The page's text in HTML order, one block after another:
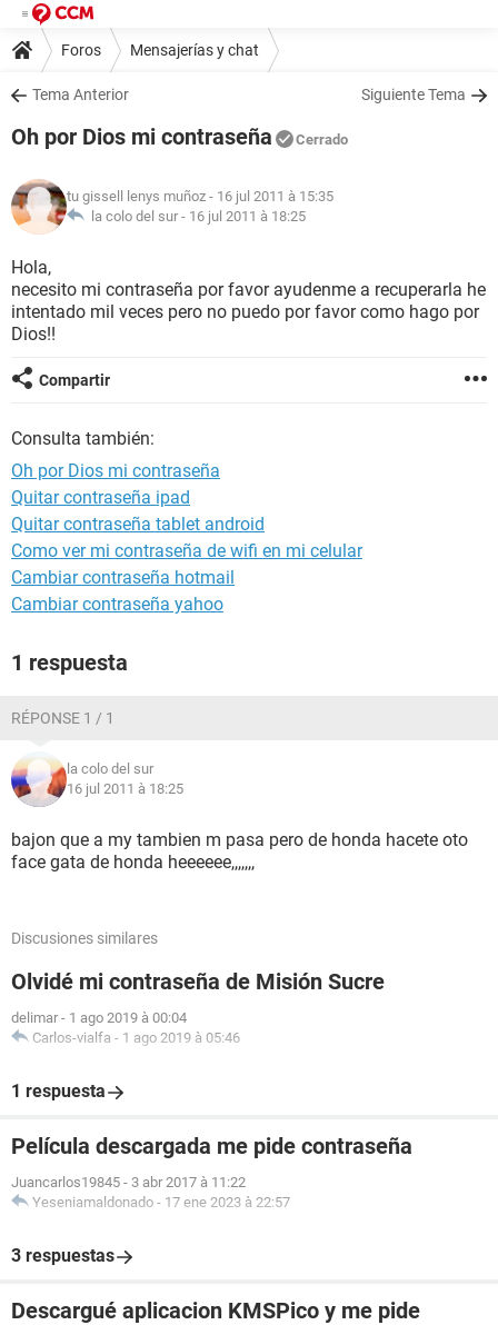
Foros Mensajerías y chat
Tema Anterior Siguiente Tema
Oh por Dios mi contraseña Cerrado
tu gissell lenys muñoz - 16 jul 2011 à 15:35
la colo del sur - 16 jul 2011 à 18:25
Hola,
necesito mi contraseña por favor ayudenme a recuperarla he
intentado mil veces pero no puedo por favor como hago por
Dios!!
Compartir
Consulta también:
Oh por Dios mi contraseña
Quitar contraseña ipad
Quitar contraseña tablet android
Como ver mi contraseña de wifi en mi celular
Cambiar contraseña hotmail
Cambiar contraseña yahoo
1 respuesta
RÉPONSE 1 / 1
la colo del sur
16 jul 2011 à 18:25
bajon que a my tambien m pasa pero de honda hacete oto
face gata de honda heeeeee,,,,,,,
Discusiones similares
Olvidé mi contraseña de Misión Sucre
delimar - 1 ago 2019 à 00:04
Carlos-vialfa - 1 ago 2019 à 05:46
1 respuesta
Película descargada me pide contraseña
Juancarlos19845 - 3 abr 2017 à 11:22
Yeseniamaldonado - 17 ene 2023 à 22:57
3 respuestas
Descargué aplicacion KMSPico y me pide